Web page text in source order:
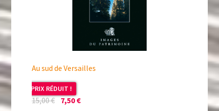
Au sud de Versailles
PRIX RÉDUIT !
15,00€Le7,50€Le